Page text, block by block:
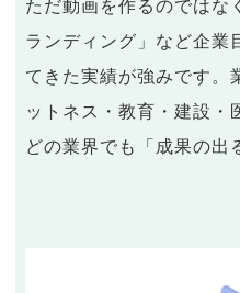
ただ動画を作るのではな
ランディング」など企業
てきた実績が強みです。
ットネス・教育・建設・
どの業界でも「成果の出